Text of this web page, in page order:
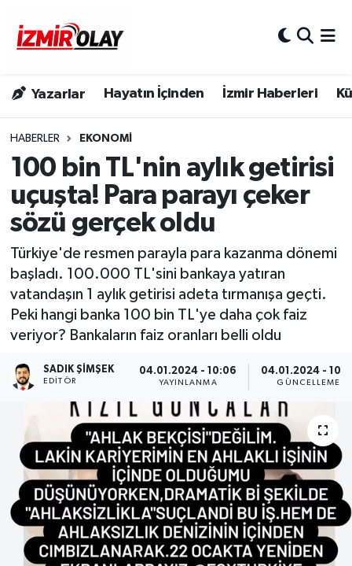
Yazarlar Hayatın İçinden İzmir Haberleri
HABERLER EKONOMI
100 bin TL'nin aylık getirisi
uçuşta! Para parayı çeker
sözü gerçek oldu
Türkiye'de resmen parayla para kazanma dönemi
başladı. 100.000 TL'sini bankaya yatıran
vatandaşın 1 aylık getirisi adeta tırmanışa geçti.
Peki hangi banka 100 bin TL'ye daha çok faiz
veriyor? Bankaların faiz oranları belli oldu
SADIK ŞIMŞEK
EDITÖR
04.01.2024 - 10:06
YAYINLANMA
04.01.2024 -
GÜNCELLEME
Konak Trafik Yoğunluk Haritası
Süper Lig Puan Durumu ve Fikstür
Tüm Manşetler
Son Dakika Haberleri
Haber Arşivi